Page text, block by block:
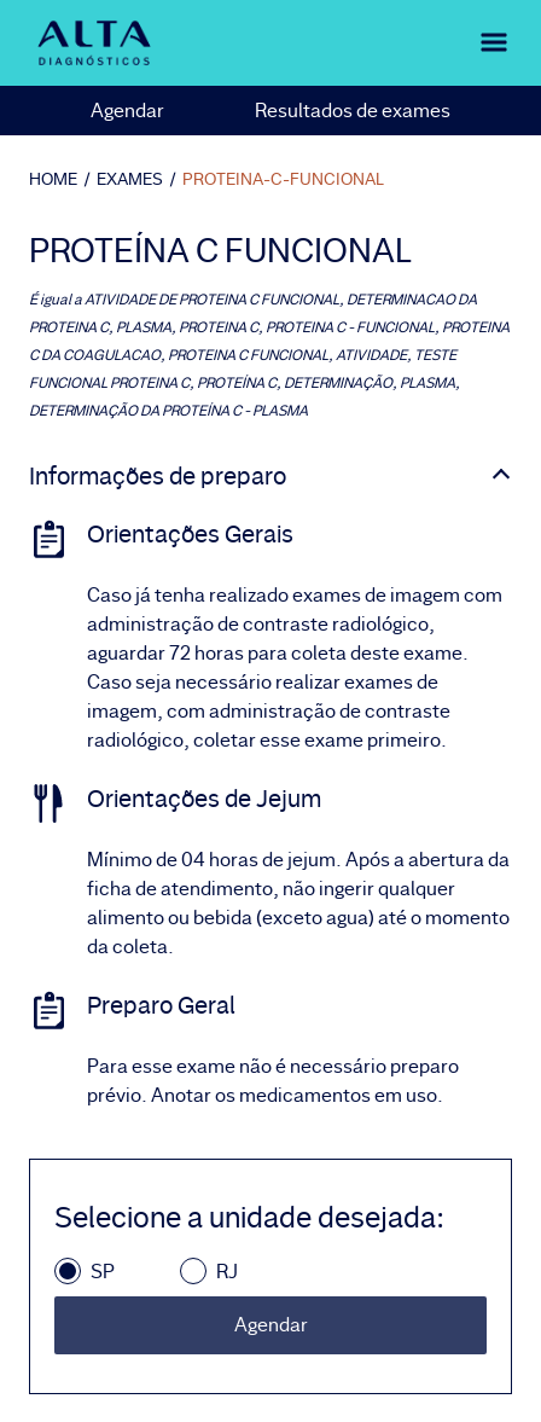
Agendar Resultados de exames
HOME / EXAMES / PROTEINA-C-FUNCIONAL
PROTEÍNA C FUNCIONAL
É igual aATIVIDADE DE PROTEINA C FUNCIONAL, DETERMINACAO DA
PROTEINA C, PLASMA, PROTEINA C, PROTEINA C - FUNCIONAL, PROTEINA
C DA COAGULACAO, PROTEINA C FUNCIONAL, ATIVIDADE, TESTE
FUNCIONAL PROTEINA C, PROTEÍNA C, DETERMINAÇÃO, PLASMA,
DETERMINAÇÃO DA PROTEÍNA C - PLASMA
Informações de preparo
Orientações Gerais
Caso já tenha realizado exames de imagem com
administração de contraste radiológico,
aguardar 72 horas para coleta deste exame.
Caso seja necessário realizar exames de
imagem, com administração de contraste
radiológico, coletar esse exame primeiro.
Orientações de Jejum
Mínimo de 04 horas de jejum. Após a abertura da
ficha de atendimento, não ingerir qualquer
alimento ou bebida (exceto agua) até o momento
da coleta.
Preparo Geral
Para esse exame não é necessário preparo
prévio. Anotar os medicamentos em uso.
Selecione a unidade desejada:
SP RJ
Agendar